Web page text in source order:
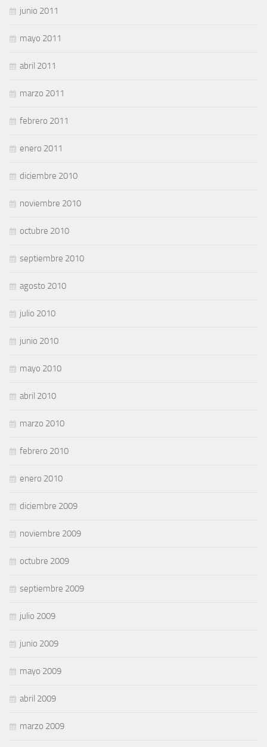
junio 2011
mayo 2011
abril 2011
marzo 2011
febrero 2011
enero 2011
diciembre 2010
noviembre 2010
octubre 2010
septiembre 2010
agosto 2010
julio 2010
junio 2010
mayo 2010
abril 2010
marzo 2010
febrero 2010
enero 2010
diciembre 2009
noviembre 2009
octubre 2009
septiembre 2009
julio 2009
junio 2009
mayo 2009
abril 2009
marzo 2009